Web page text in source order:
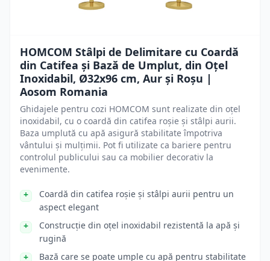
HOMCOM Stâlpi de Delimitare cu Coardă
din Catifea și Bază de Umplut, din Oțel
Inoxidabil, Ø32x96 cm, Aur și Roșu |
Aosom Romania
Ghidajele pentru cozi HOMCOM sunt realizate din oțel
inoxidabil, cu o coardă din catifea roșie și stâlpi aurii.
Baza umplută cu apă asigură stabilitate împotriva
vântului și mulțimii. Pot fi utilizate ca bariere pentru
controlul publicului sau ca mobilier decorativ la
evenimente.
Coardă din catifea roșie și stâlpi aurii pentru un
aspect elegant
Construcție din oțel inoxidabil rezistentă la apă și
rugină
Bază care se poate umple cu apă pentru stabilitate